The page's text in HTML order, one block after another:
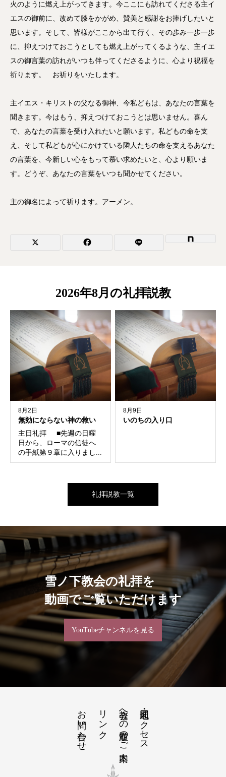
火のように燃え上がってきます。今ここにも訪れてくださる主イ
エスの御前に、改めて膝をかがめ、賛美と感謝をお捧げしたいと
思います。そして、皆様がここから出て行く、その歩み一歩一歩
に、抑えつけておこうとしても燃え上がってくるような、主イエ
スの御言葉の訪れがいつも伴ってくださるように、心より祝福を
祈ります。 お祈りをいたします。
主イエス・キリストの父なる御神、今私どもは、あなたの言葉を
聞きます。今はもう、抑えつけておこうとは思いません。喜ん
で、あなたの言葉を受け入れたいと願います。私どもの命を支
え、そして私どもが心にかけている隣人たちの命を支えるあなた
の言葉を、今新しい心をもって慕い求めたいと、心より願いま
す。どうぞ、あなたの言葉をいつも聞かせてください。
主の御名によって祈ります。アーメン。
2026年8月の礼拝説教
8月2日
無効にならない神の救い
主日礼拝 ■先週の日曜
日から、ローマの信徒へ
の手紙第９章に入りまし...
8月9日
いのちの入り口
礼拝説教一覧
雪ノ下教会の礼拝を
動画でご覧いただけます
YouTubeチャンネルを見る
地図・アクセス
教会への道順のご案内
リンク
お問い合わせ